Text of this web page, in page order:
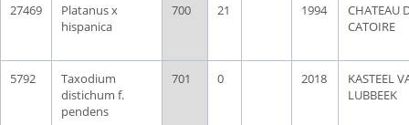
27469
Platanus x
hispanica
700 21 1994
CHATEAU
CATOIRE
5792
Taxodium
distichum f.
pendens
701 0 2018
KASTEEL
LUBBEEK